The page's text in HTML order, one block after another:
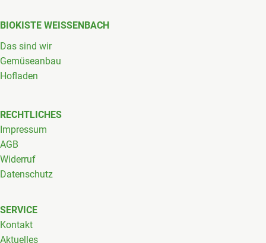
BIOKISTE WEISSENBACH
Das sind wir
Gemüseanbau
Hofladen
RECHTLICHES
Impressum
AGB
Widerruf
Datenschutz
SERVICE
Kontakt
Aktuelles